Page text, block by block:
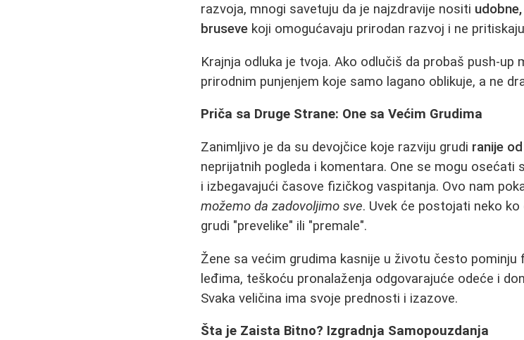
razvoja, mnogi savetuju da je najzdravije nositi
bruseve koji omogućavaju prirodan razvoj i ne
Krajnja odluka je tvoja. Ako odlučiš da probaš push-up
prirodnim punjenjem koje samo lagano oblikuje, a ne
Priča sa Druge Strane: One sa Većim Grudima
Zanimljivo je da su devojčice koje razviju grudi ranije
neprijatnih pogleda i komentara. One se mogu
i izbegavajući časove fizičkog vaspitanja. Ovo nam
možemo da zadovoljimo sve. Uvek će postojati neko
grudi "prevelike" ili "premale".
Žene sa većim grudima kasnije u životu često
leđima, teškoću pronalaženja odgovarajuće odeće i
Svaka veličina ima svoje prednosti i izazove.
Šta je Zaista Bitno? Izgradnja Samopouzdanja